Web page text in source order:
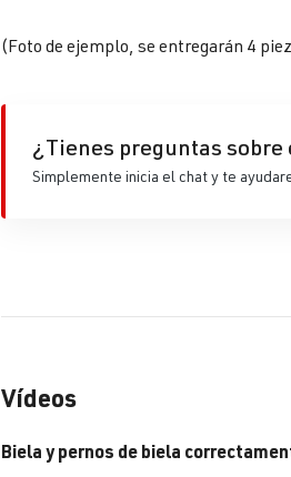
(Foto de ejemplo, se entregarán 4
¿Tienes preguntas
Simplemente inicia el chat y te
Vídeos
Biela y pernos de biela